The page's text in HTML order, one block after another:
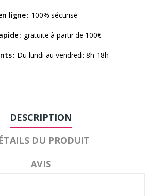
ligne 100% sécurisé
gratuite à partir de 100€
Du lundi au vendredi: 8h-18h
DESCRIPTION
DU PRODUIT
AVIS